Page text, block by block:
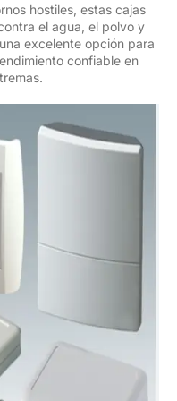
hostiles, estas cajas
el agua, el polvo y
excelente opción para
confiable en